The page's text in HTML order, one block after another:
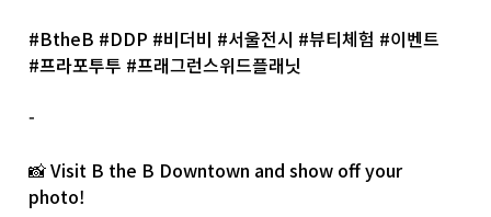
#BtheB #DDP #비더비 #서울전시 #뷰티체험 #이벤트
#프라포투투 #프래그런스위드플래닛
-
📸 Visit B the B Downtown and show off your
photo!